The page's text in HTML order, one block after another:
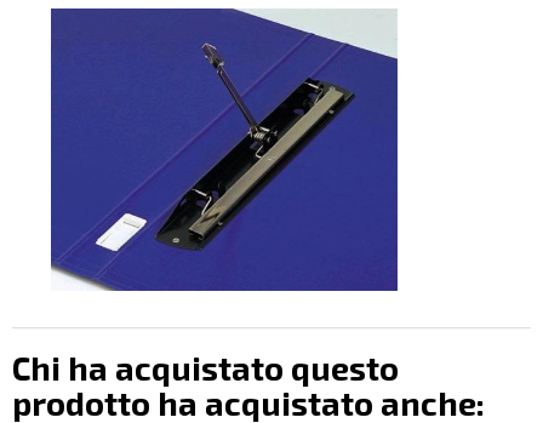
Chi ha acquistato questo
prodotto ha acquistato anche: